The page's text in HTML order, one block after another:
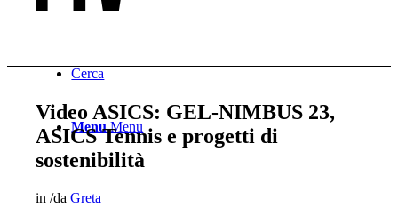
Cerca
Menu Menu
Video ASICS: GEL-NIMBUS 23,
ASICS Tennis e progetti di
sostenibilità
in/daGreta